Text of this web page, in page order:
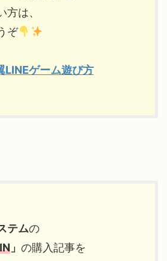
方は、
ぞ
LINEゲーム遊び方
テムの
」 の購入記事を